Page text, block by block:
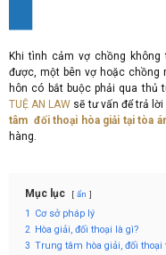
Khi tình cảm vợ chồng
được, một bên vợ hoặc chồng
hôn có bắt buộc phải qua thủ
TUỆ AN LAW sẽ tư vấn để trả lời
tâm đối thoại hòa giải tại tòa
hàng.
Mục lục ẩn
1
Cơ sở pháp lý
2 Hòa giải, đối thoại là gì?
3 Trung tâm hòa giải, đối thoại